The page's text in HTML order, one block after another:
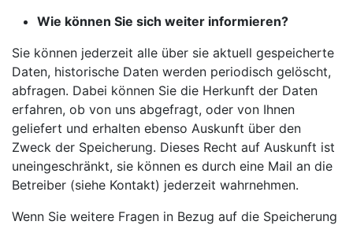
Wie können Sie sich weiter informieren?
Sie können jederzeit alle über sie aktuell gespeicherte
Daten, historische Daten werden periodisch gelöscht,
abfragen. Dabei können Sie die Herkunft der Daten
erfahren, ob von uns abgefragt, oder von Ihnen
geliefert und erhalten ebenso Auskunft über den
Zweck der Speicherung. Dieses Recht auf Auskunft ist
uneingeschränkt, sie können es durch eine Mail an die
Betreiber (siehe Kontakt) jederzeit wahrnehmen.
Wenn Sie weitere Fragen in Bezug auf die Speicherung